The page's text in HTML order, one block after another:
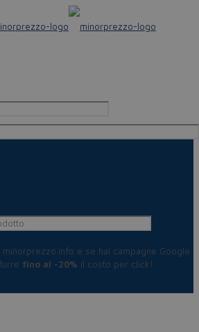
e se hai campagne Google
fino al -20% il costo per click!